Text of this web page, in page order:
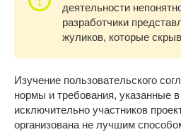
деятельности
разработчики
жуликов, которые
Изучение пользовательского
нормы и требования, указанные
исключительно участников
организована не лучшим